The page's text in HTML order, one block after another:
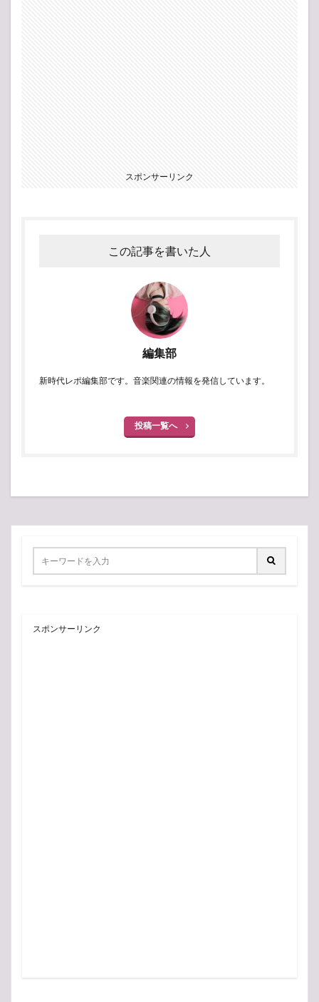
スポンサーリンク
この記事を書いた人
編集部
新時代レポ編集部です。音楽関連の情報を発信しています。
投稿一覧へ
スポンサーリンク